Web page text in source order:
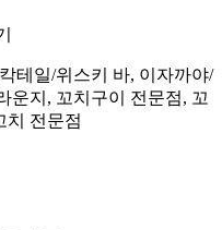
테일/위스키 바, 이자까야/
운지, 꼬치구이 전문점, 꼬
치 전문점